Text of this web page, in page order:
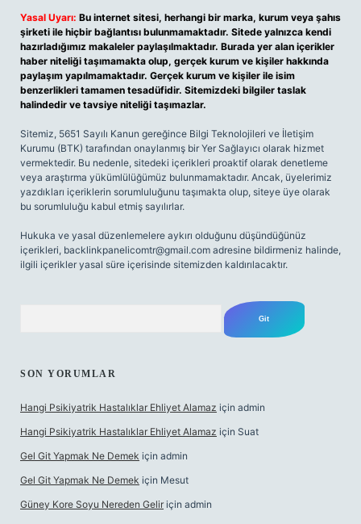
Yasal Uyarı: Bu internet sitesi, herhangi bir marka, kurum veya şahıs
şirketi ile hiçbir bağlantısı bulunmamaktadır. Sitede yalnızca kendi
hazırladığımız makaleler paylaşılmaktadır. Burada yer alan içerikler
haber niteliği taşımamakta olup, gerçek kurum ve kişiler hakkında
paylaşım yapılmamaktadır. Gerçek kurum ve kişiler ile isim
benzerlikleri tamamen tesadüfidir. Sitemizdeki bilgiler taslak
halindedir ve tavsiye niteliği taşımazlar.
Sitemiz, 5651 Sayılı Kanun gereğince Bilgi Teknolojileri ve İletişim
Kurumu (BTK) tarafından onaylanmış bir Yer Sağlayıcı olarak hizmet
vermektedir. Bu nedenle, sitedeki içerikleri proaktif olarak denetleme
veya araştırma yükümlülüğümüz bulunmamaktadır. Ancak, üyelerimiz
yazdıkları içeriklerin sorumluluğunu taşımakta olup, siteye üye olarak
bu sorumluluğu kabul etmiş sayılırlar.
Hukuka ve yasal düzenlemelere aykırı olduğunu düşündüğünüz
içerikleri, backlinkpanelicomtr@gmail.com adresine bildirmeniz halinde,
ilgili içerikler yasal süre içerisinde sitemizden kaldırılacaktır.
SON YORUMLAR
Hangi Psikiyatrik Hastalıklar Ehliyet Alamaz için admin
Hangi Psikiyatrik Hastalıklar Ehliyet Alamaz için Suat
Gel Git Yapmak Ne Demek için admin
Gel Git Yapmak Ne Demek için Mesut
Güney Kore Soyu Nereden Gelir için admin